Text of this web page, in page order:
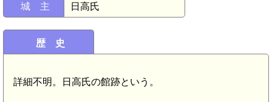
城 主 日高氏
歴 史
詳細不明。日高氏の館跡という。